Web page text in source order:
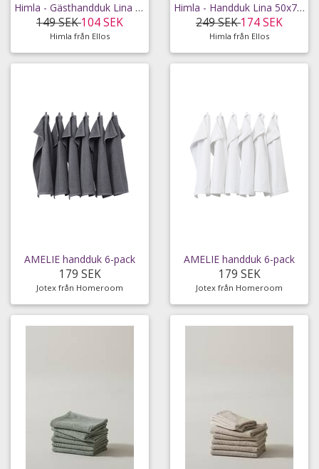
Himla - Gästhandduk Lina 30x50 - Röd - 30X50
149 SEK104 SEK
Himla från Ellos
Himla - Handduk Lina 50x70 - Röd - 50X70
249 SEK174 SEK
Himla från Ellos
AMELIE handduk 6-pack
179 SEK
Jotex från Homeroom
AMELIE handduk 6-pack
179 SEK
Jotex från Homeroom